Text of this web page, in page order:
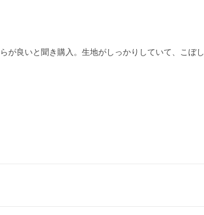
良いと聞き購入。生地がしっかりしていて、こぼ